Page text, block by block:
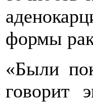
формы
«Были
говорит